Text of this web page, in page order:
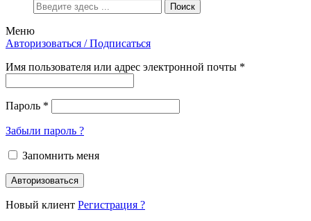
Поиск
Меню
Авторизоваться / Подписаться
Имя пользователя или адрес электронной почты *
Пароль *
Забыли пароль ?
Запомнить меня
Авторизоваться
Новый клиент Регистрация ?